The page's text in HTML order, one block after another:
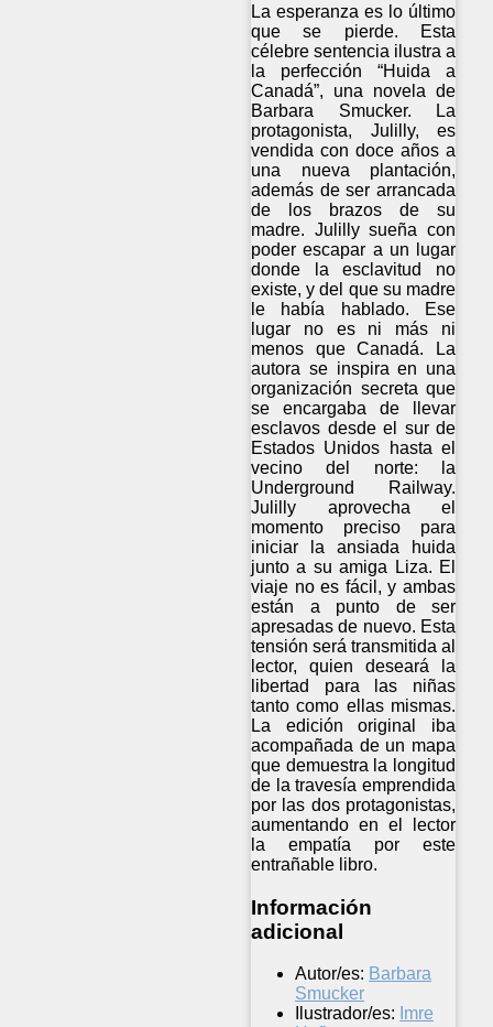
La esperanza es lo último
que se pierde. Esta
célebre sentencia ilustra a
la perfección “Huida a
Canadá”, una novela de
Barbara Smucker. La
protagonista, Julilly, es
vendida con doce años a
una nueva plantación,
además de ser arrancada
de los brazos de su
madre. Julilly sueña con
poder escapar a un lugar
donde la esclavitud no
existe, y del que su madre
le había hablado. Ese
lugar no es ni más ni
menos que Canadá. La
autora se inspira en una
organización secreta que
se encargaba de llevar
esclavos desde el sur de
Estados Unidos hasta el
vecino del norte: la
Underground Railway.
Julilly aprovecha el
momento preciso para
iniciar la ansiada huida
junto a su amiga Liza. El
viaje no es fácil, y ambas
están a punto de ser
apresadas de nuevo. Esta
tensión será transmitida al
lector, quien deseará la
libertad para las niñas
tanto como ellas mismas.
La edición original iba
acompañada de un mapa
que demuestra la longitud
de la travesía emprendida
por las dos protagonistas,
aumentando en el lector
la empatía por este
entrañable libro.
Información
adicional
Autor/es: Barbara
Smucker
Ilustrador/es: Imre